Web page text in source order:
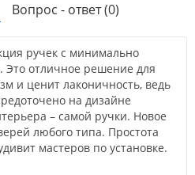
Вопрос - ответ (0)
ручек с минимально
отличное решение для
и ценит лаконичность, ведь
на дизайне
– самой ручки. Новое
любого типа. Простота
мастеров по установке.